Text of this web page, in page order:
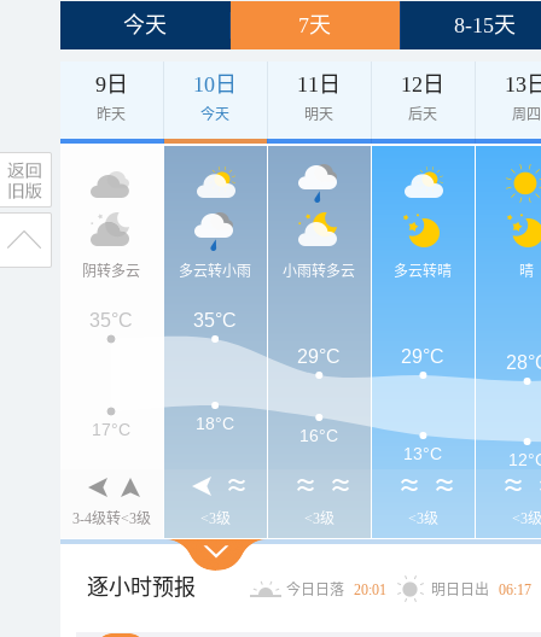
今天 7天 8-15天
9日
昨天
10日
今天
11日
明天
12日
后天
13
周四
阴转多云
3-4级转<3级
多云转小雨
<3级
小雨转多云
<3级
多云转晴
<3级
晴
<3级
35°C
35°C
29°C
29°C
17°C 18°C
16°C
13°C
逐小时预报 今日日落 20:01 明日日出 06:17